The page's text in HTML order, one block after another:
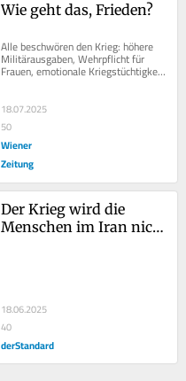
Wie geht das, Frieden?
Alle beschwören den Krieg: höhere
Militärausgaben, Wehrpflicht für
Frauen, emotionale Kriegstüchtigkeit.
Wer vom Frieden spricht, gilt
18.07.2025
50
Wiener
Zeitung
Der Krieg wird die
Menschen im Iran nicht
18.06.2025
40
derStandard